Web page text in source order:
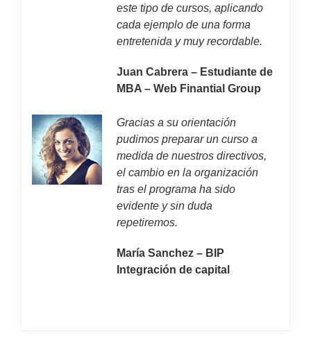
este tipo de cursos, aplicando
cada ejemplo de una forma
entretenida y muy recordable.
Juan Cabrera – Estudiante de
MBA – Web Finantial Group
Gracias a su orientación
pudimos preparar un curso a
medida de nuestros directivos,
el cambio en la organización
tras el programa ha sido
evidente y sin duda
repetiremos.
María Sanchez – BIP
Integración de capital